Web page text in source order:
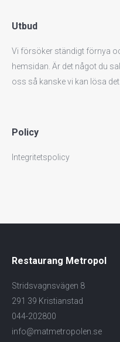
Utbud
Vi försöker ständigt förnya
hemsidan. Är det något du
oss så kanske vi kan lösa det.
Policy
Integritetspolicy
Restaurang Metropol
Stridsvagnsvägen 8
291 39 Kristianstad
044-202800
info@matmetropolen.se